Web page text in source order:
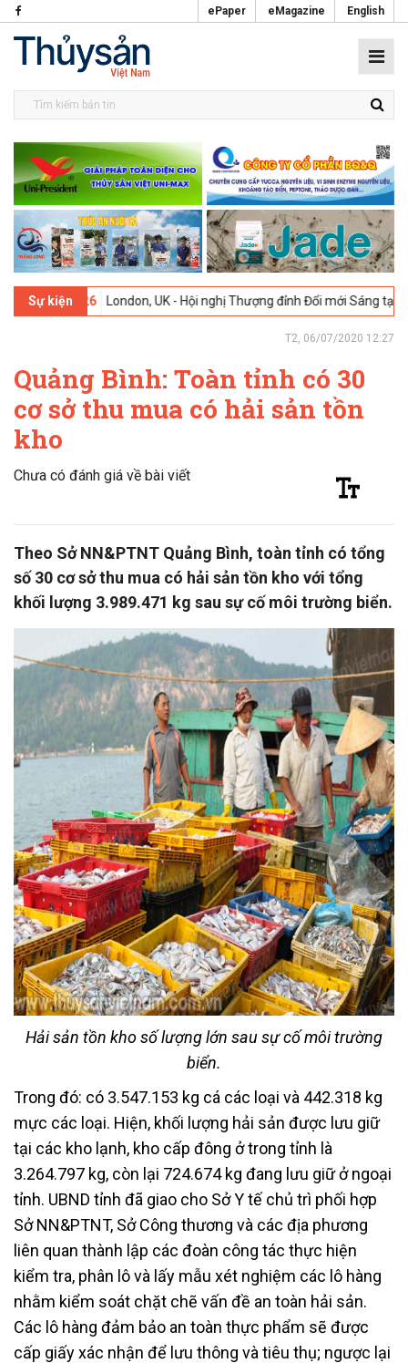
ePaper eMagazine English
Sự kiện
2026 London, UK - Hội nghị Thượng đỉnh Đổi mới Sáng tạo trong
T2, 06/07/2020 12:27
Quảng Bình: Toàn tỉnh có 30
cơ sở thu mua có hải sản tồn
kho
Chưa có đánh giá về bài viết
Theo Sở NN&PTNT Quảng Bình, toàn tỉnh có tổng
số 30 cơ sở thu mua có hải sản tồn kho với tổng
khối lượng 3.989.471 kg sau sự cố môi trường biển.
Hải sản tồn kho số lượng lớn sau sự cố môi trường
biển.
Trong đó: có 3.547.153 kg cá các loại và 442.318 kg
mực các loại. Hiện, khối lượng hải sản được lưu giữ
tại các kho lạnh, kho cấp đông ở trong tỉnh là
3.264.797 kg, còn lại 724.674 kg đang lưu giữ ở ngoại
tỉnh. UBND tỉnh đã giao cho Sở Y tế chủ trì phối hợp
Sở NN&PTNT, Sở Công thương và các địa phương
liên quan thành lập các đoàn công tác thực hiện
kiểm tra, phân lô và lấy mẫu xét nghiệm các lô hàng
nhằm kiểm soát chặt chẽ vấn đề an toàn hải sản.
Các lô hàng đảm bảo an toàn thực phẩm sẽ được
cấp giấy xác nhận để lưu thông và tiêu thụ; ngược lại